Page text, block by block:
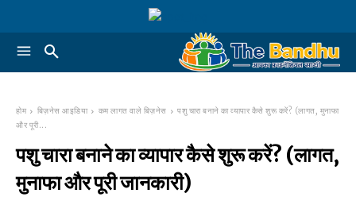
होम बिज़नेस आइडिया कम लागत वाले बिज़नेस
पशु चारा बनाने का व्यापार कैसे शुरू करें? (लागत, मुनाफा
और पूरी...
पशु चारा बनाने का व्यापार कैसे शुरू करें? (लागत,
मुनाफा और पूरी जानकारी)